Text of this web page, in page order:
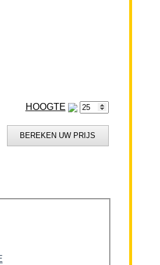
HOOGTE